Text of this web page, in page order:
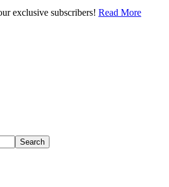
exclusive subscribers! Read More